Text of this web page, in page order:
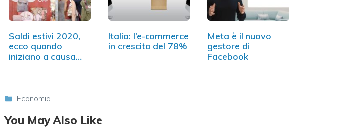
Saldi estivi 2020,
ecco quando
iniziano a causa
Italia: l’e-commerce
in crescita del 78%
Meta è il nuovo
gestore di
Facebook
Categorie
Economia
You May Also Like